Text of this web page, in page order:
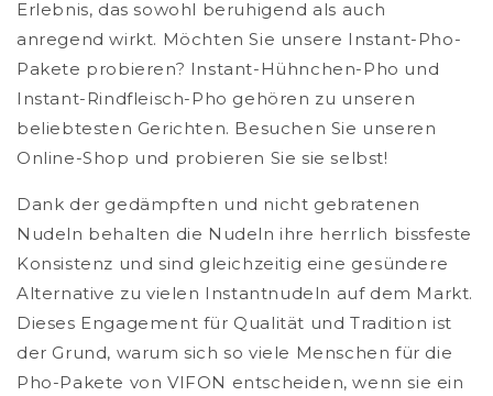
Erlebnis, das sowohl beruhigend als auch
anregend wirkt. Möchten Sie unsere Instant-Pho-
Pakete probieren? Instant-Hühnchen-Pho und
Instant-Rindfleisch-Pho gehören zu unseren
beliebtesten Gerichten. Besuchen Sie unseren
Online-Shop und probieren Sie sie selbst!
Dank der gedämpften und nicht gebratenen
Nudeln behalten die Nudeln ihre herrlich bissfeste
Konsistenz und sind gleichzeitig eine gesündere
Alternative zu vielen Instantnudeln auf dem Markt.
Dieses Engagement für Qualität und Tradition ist
der Grund, warum sich so viele Menschen für die
Pho-Pakete von VIFON entscheiden, wenn sie ein